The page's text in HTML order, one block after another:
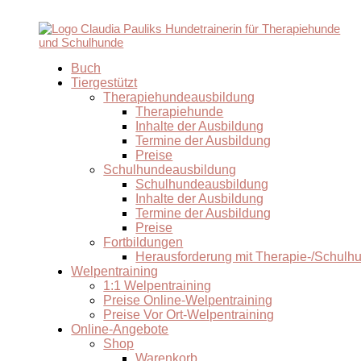
Buch
Tiergestützt
Therapiehundeausbildung
Therapiehunde
Inhalte der Ausbildung
Termine der Ausbildung
Preise
Schulhundeausbildung
Schulhundeausbildung
Inhalte der Ausbildung
Termine der Ausbildung
Preise
Fortbildungen
Herausforderung mit Therapie-/
Welpentraining
1:1 Welpentraining
Preise Online-Welpentraining
Preise Vor Ort-Welpentraining
Online-Angebote
Shop
Warenkorb